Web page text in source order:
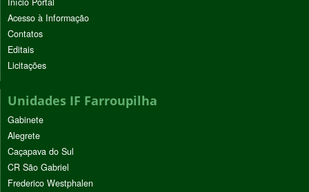
Acesso à Informação
Contatos
Editais
Licitações
Unidades IF Farroupilha
Gabinete
Alegrete
Caçapava do Sul
CR São Gabriel
Frederico Westphalen